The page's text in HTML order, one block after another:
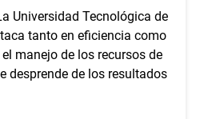
Universidad Tecnológica de
tanto en eficiencia como
manejo de los recursos de
desprende de los resultados